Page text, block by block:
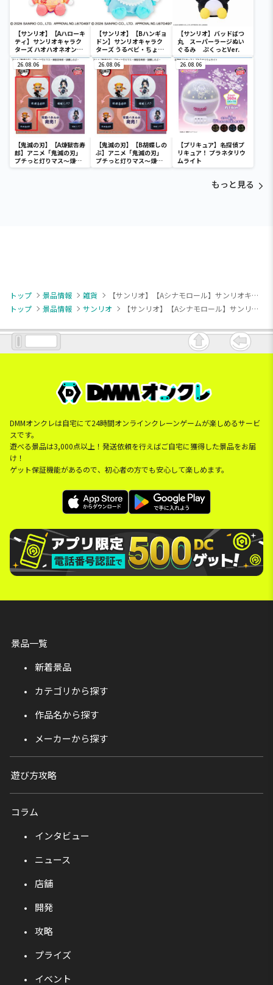
【サンリオ】【Aハローキ
ティ】サンリオキャラク
ターズ ハオハオネオンタ
ウンドールBIGタイプ1
【サンリオ】【Bハンギョ
ドン】サンリオキャラク
ターズ うるベビ・ちょい
デカドール
【サンリオ】バッドばつ
丸 スーパーラージぬい
ぐるみ ぷくっとVer.
26.08.06
【鬼滅の刃】【A煉獄杏寿
郎】アニメ「鬼滅の刃」
プチっと灯りマス～煉獄
杏寿郎・胡蝶しのぶ～
26.08.06
【鬼滅の刃】【B胡蝶しの
ぶ】アニメ「鬼滅の刃」
プチっと灯りマス～煉獄
杏寿郎・胡蝶しのぶ～
26.08.06
【プリキュア】名探偵プ
リキュア！ プラネタリウ
ムライト
もっと見る
トップ 景品情報 雑貨
【サンリオ】【Aシナモロール】サンリオキャラクターズ アフタヌーンティーポーチセット
トップ
景品情報 サンリオ 【サンリオ】【Aシナモロール】サンリオキャラクターズ アフタヌーンティーポーチセット
DMMオンクレは自宅にて24時間オンラインクレーンゲームが楽しめるサービ
スです。
遊べる景品は3,000点以上！発送依頼を行えばご自宅に獲得した景品をお届
け！
ゲット保証機能があるので、初心者の方でも安心して楽しめます。
景品一覧
新着景品
カテゴリから探す
作品名から探す
メーカーから探す
遊び方攻略
コラム
インタビュー
ニュース
店舗
開発
攻略
プライズ
イベント